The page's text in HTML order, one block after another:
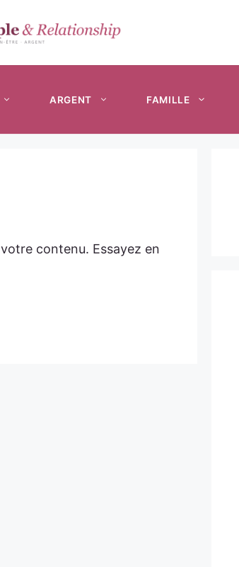
ARGENT FAMILLE
contenu. Essayez en